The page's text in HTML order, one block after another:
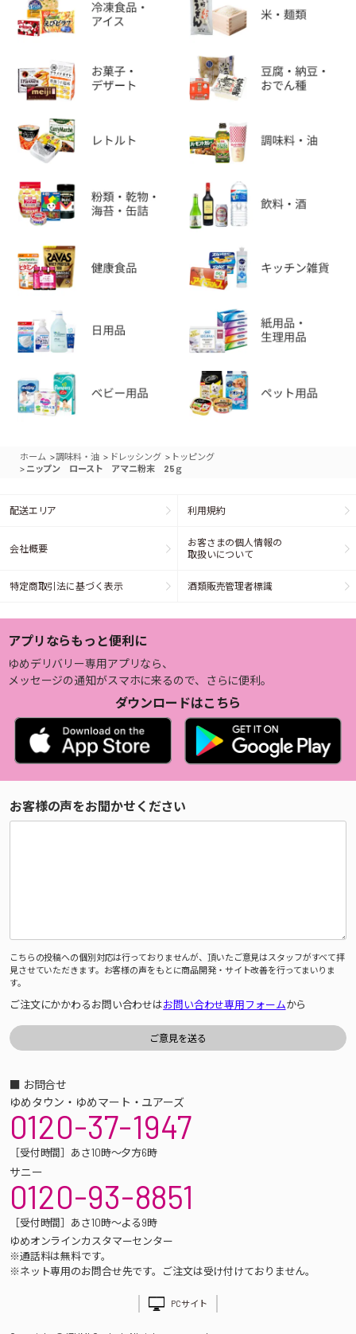
ホーム >調味料・油 > ドレッシング > トッピング
> ニップン ロースト アマニ粉末 25ｇ
配送エリア 利用規約
会社概要
お客さまの個人情報の
取扱いについて
特定商取引法に基づく表示 酒類販売管理者標識
アプリならもっと便利に
ゆめデリバリー専用アプリなら、
メッセージの通知がスマホに来るので、さらに便利。
ダウンロードはこちら
お客様の声をお聞かせください
こちらの投稿への個別対応は行っておりませんが、頂いたご意見はスタッフがすべて拝
見させていただきます。お客様の声をもとに商品開発・サイト改善を行ってまいりま
す。
ご注文にかかわるお問い合わせはお問い合わせ専用フォームから
■ お問合せ
ゆめタウン・ゆめマート・ユアーズ
0120-37-1947
［受付時間］あさ10時～夕方6時
サニー
0120-93-8851
［受付時間］あさ10時～よる9時
ゆめオンラインカスタマーセンター
※通話料は無料です。
※ネット専用のお問合せ先です。ご注文は受け付けておりません。
PCサイト